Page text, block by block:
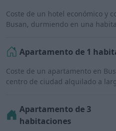
Coste de un hotel económico y
Busan, durmiendo en una
Apartamento de 1
Coste de un apartamento en
centro de ciudad alquilado a
Apartamento de 3
habitaciones